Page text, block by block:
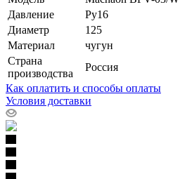
Давление
Ру16
Диаметр
125
Материал
чугун
Страна
производства
Россия
Как оплатить и способы оплаты
Условия доставки